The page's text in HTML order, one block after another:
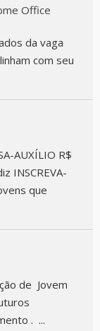
Office
da vaga
com seu
AUXÍLIO R$
INSCREVA-
que
de Jovem
. ...